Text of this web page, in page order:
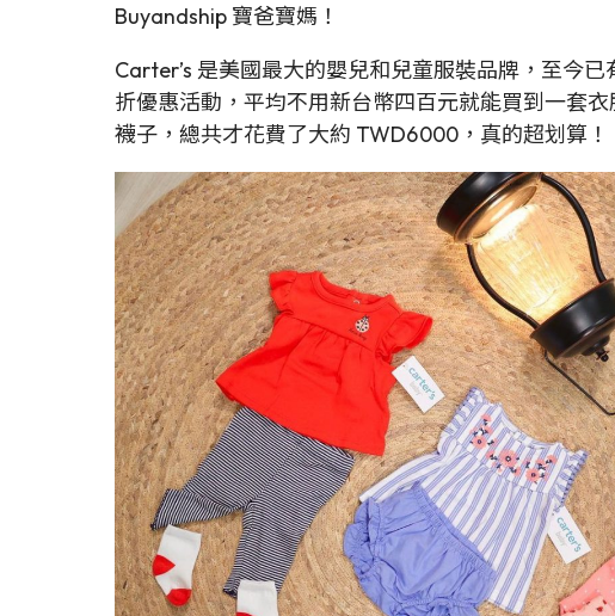
Buyandship 寶爸寶媽！
Carter’s 是美國最大的嬰兒和兒童服裝品牌，至今
折優惠活動，平均不用新台幣四百元就能買到一套
襪子，總共才花費了大約 TWD6000，真的超划算！